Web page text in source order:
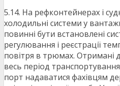
5.14. На рефконтейнерах і
холодильні системи у
повинні бути встановлені
регулювання і реєстрації
повітря в трюмах. Отримані
весь період
порт надаватися фахівцям